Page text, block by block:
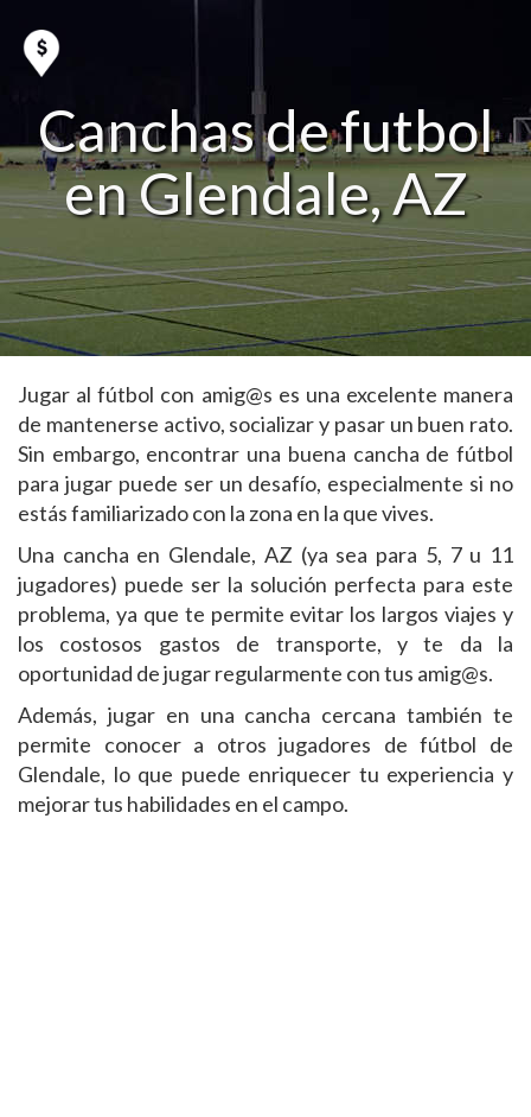
Canchas de futbol
en Glendale, AZ
Jugar al fútbol con amig@s es una excelente manera
de mantenerse activo, socializar y pasar un buen rato.
Sin embargo, encontrar una buena cancha de fútbol
para jugar puede ser un desafío, especialmente si no
estás familiarizado con la zona en la que vives.
Una cancha en Glendale, AZ (ya sea para 5, 7 u 11
jugadores) puede ser la solución perfecta para este
problema, ya que te permite evitar los largos viajes y
los costosos gastos de transporte, y te da la
oportunidad de jugar regularmente con tus amig@s.
Además, jugar en una cancha cercana también te
permite conocer a otros jugadores de fútbol de
Glendale, lo que puede enriquecer tu experiencia y
mejorar tus habilidades en el campo.